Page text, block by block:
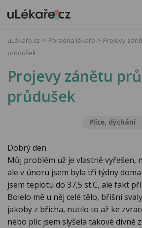
uLékaře.cz Poradna lékaře
Projevy
průdušek
Projevy zánětu
průdušek
Plíce, dýchání
Dobrý den.
Můj problém už je vlastně vyřešen,
ale v únoru jsem byla tři týdny
jsem teplotu do 37,5 st.C, ale fakt
Bolelo mě u něj celé tělo, břišní
jakoby z břicha, nutilo to až ke
nebo plic jsem slyšela takové divné